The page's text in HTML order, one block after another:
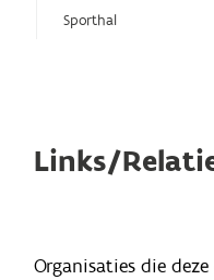
Sporthal
Links/
Organisaties die